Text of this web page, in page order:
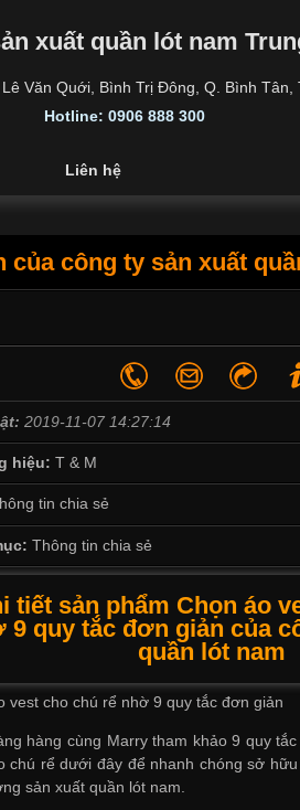
xuất quần lót nam
Văn Quới, Bình Trị Đông, Q. Bình Tân,
Hotline: 0906 888 300
Liên hệ
công ty sản xuất
2019-11-07 14:27:14
hiệu:T & M
tin chia sẻ
Thông tin chia sẻ
tiết sản phẩm Chọn áo
9 quy tắc đơn giản của
quần lót nam
vest cho chú rể nhờ 9 quy tắc đơn giản
hàng cùng Marry tham khảo 9 quy
chú rể dưới đây để nhanh chóng sở
sản xuất quần lót nam.